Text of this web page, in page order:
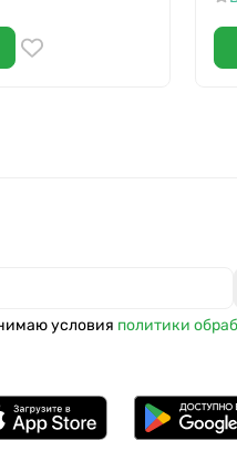
условия политики